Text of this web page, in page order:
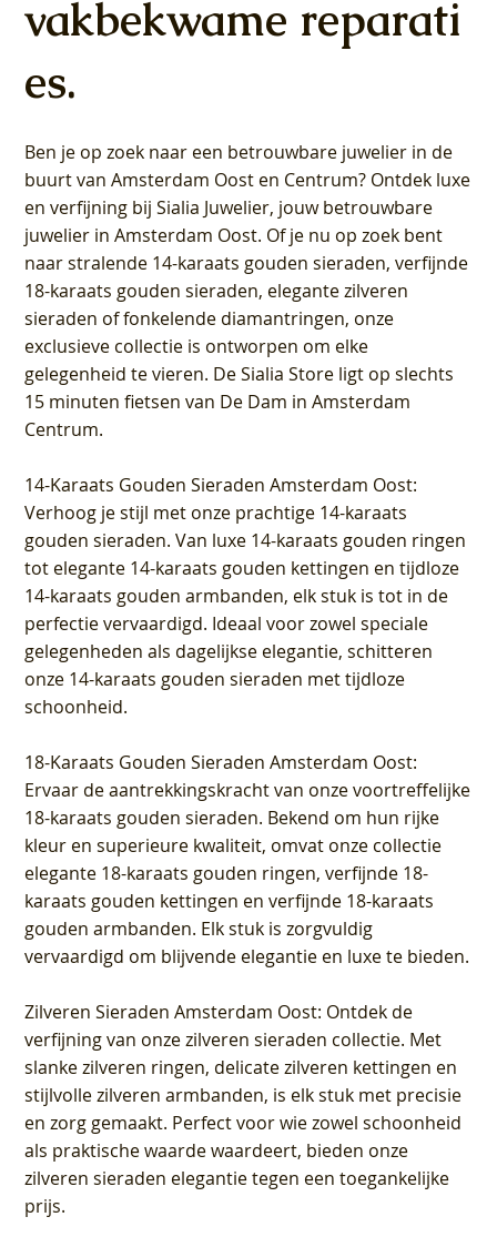
vakbekwame reparati
es.
Ben je op zoek naar een betrouwbare juwelier in de
buurt van Amsterdam Oost en Centrum? Ontdek luxe
en verfijning bij Sialia Juwelier, jouw betrouwbare
juwelier in Amsterdam Oost. Of je nu op zoek bent
naar stralende 14-karaats gouden sieraden, verfijnde
18-karaats gouden sieraden, elegante zilveren
sieraden of fonkelende diamantringen, onze
exclusieve collectie is ontworpen om elke
gelegenheid te vieren. De Sialia Store ligt op slechts
15 minuten fietsen van De Dam in Amsterdam
Centrum.
14-Karaats Gouden Sieraden Amsterdam Oost:
Verhoog je stijl met onze prachtige 14-karaats
gouden sieraden. Van luxe 14-karaats gouden ringen
tot elegante 14-karaats gouden kettingen en tijdloze
14-karaats gouden armbanden, elk stuk is tot in de
perfectie vervaardigd. Ideaal voor zowel speciale
gelegenheden als dagelijkse elegantie, schitteren
onze 14-karaats gouden sieraden met tijdloze
schoonheid.
18-Karaats Gouden Sieraden Amsterdam Oost:
Ervaar de aantrekkingskracht van onze voortreffelijke
18-karaats gouden sieraden. Bekend om hun rijke
kleur en superieure kwaliteit, omvat onze collectie
elegante 18-karaats gouden ringen, verfijnde 18-
karaats gouden kettingen en verfijnde 18-karaats
gouden armbanden. Elk stuk is zorgvuldig
vervaardigd om blijvende elegantie en luxe te bieden.
Zilveren Sieraden Amsterdam Oost: Ontdek de
verfijning van onze zilveren sieraden collectie. Met
slanke zilveren ringen, delicate zilveren kettingen en
stijlvolle zilveren armbanden, is elk stuk met precisie
en zorg gemaakt. Perfect voor wie zowel schoonheid
als praktische waarde waardeert, bieden onze
zilveren sieraden elegantie tegen een toegankelijke
prijs.